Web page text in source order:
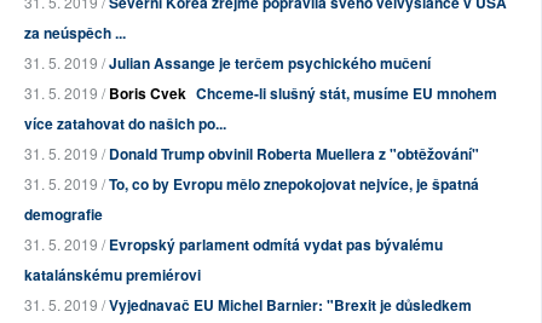
za neúspěch ...
31. 5. 2019 /Julian Assange je terčem psychického mučení
31. 5. 2019 /Boris Cvek Chceme-li slušný stát, musíme EU mnohem
více zatahovat do našich po...
31. 5. 2019 /Donald Trump obvinil Roberta Muellera z "obtěžování"
31. 5. 2019 /To, co by Evropu mělo znepokojovat nejvíce, je špatná
demografie
31. 5. 2019 /Evropský parlament odmítá vydat pas bývalému
katalánskému premiérovi
31. 5. 2019 /Vyjednavač EU Michel Barnier: "Brexit je důsledkem